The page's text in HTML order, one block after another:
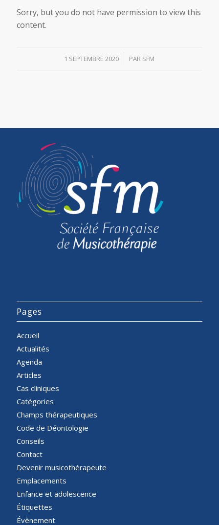
Sorry, but you do not have permission to view this
content.
1 SEPTEMBRE 2020
/ PAR SFM
Pages
Accueil
Actualités
Agenda
Articles
Cas cliniques
Catégories
Champs thérapeutiques
Code de Déontologie
Conseils
Contact
Devenir musicothérapeute
Emplacements
Enfance et adolescence
Étiquettes
Évènement